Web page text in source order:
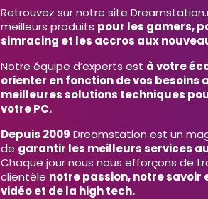
Retrouvez sur notre site
meilleurs produits pour les gamers,
simracing et les accros aux
Notre équipe d’experts est à votre
orienter en fonction de vos besoins
meilleures solutions techniques
votre PC.
Depuis 2009 Dreamstation est un
de garantir les meilleurs services
Chaque jour nous nous efforçons de
clientèle notre passion, notre savoir
vidéo et de la high tech.